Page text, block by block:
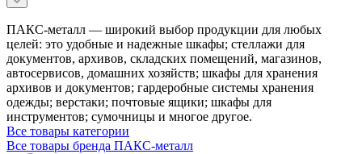
ПАКС-металл — широкий выбор продукции для любых
целей: это удобные и надежные шкафы; стеллажи для
документов, архивов, складских помещений, магазинов,
автосервисов, домашних хозяйств; шкафы для хранения
архивов и документов; гардеробные системы хранения
одежды; верстаки; почтовые ящики; шкафы для
инструментов; сумочницы и многое другое.
Все товары категории
Все товары бренда ПАКС-металл